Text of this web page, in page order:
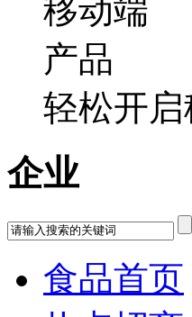
轻松开
企业
食品首页